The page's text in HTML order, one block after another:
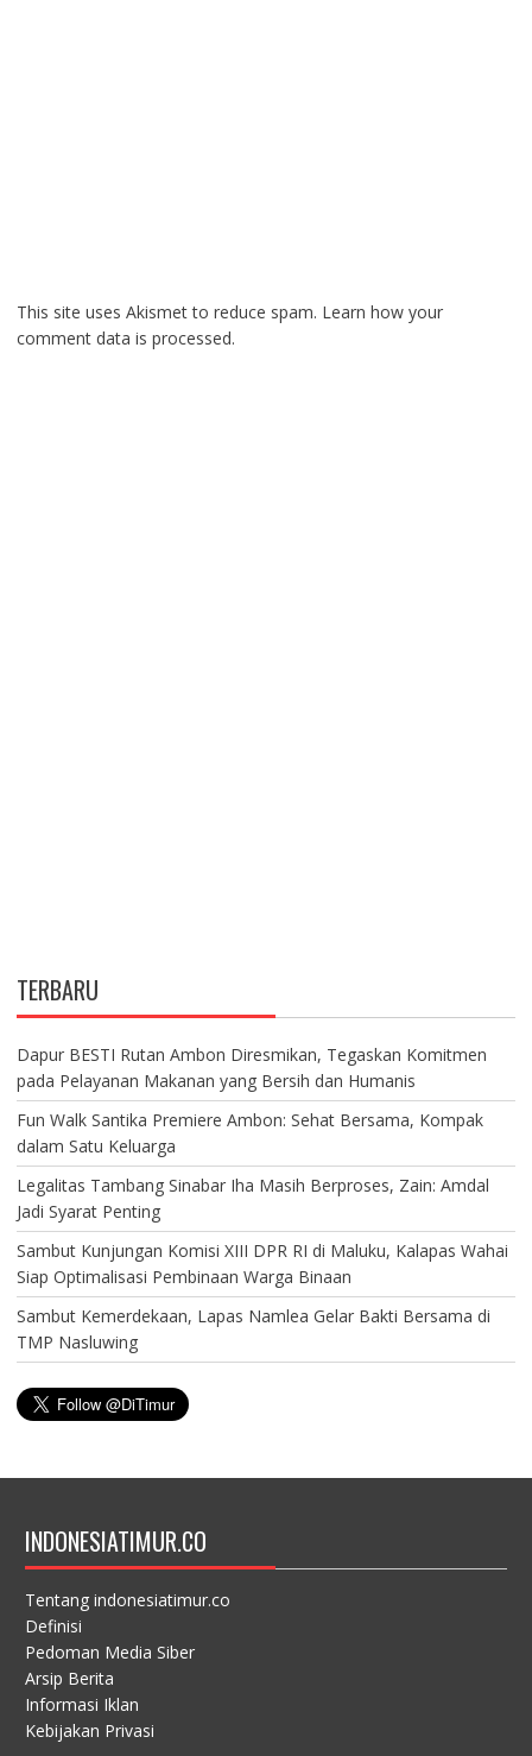
This site uses Akismet to reduce spam. Learn how your
comment data is processed.
TERBARU
Dapur BESTI Rutan Ambon Diresmikan, Tegaskan Komitmen
pada Pelayanan Makanan yang Bersih dan Humanis
Fun Walk Santika Premiere Ambon: Sehat Bersama, Kompak
dalam Satu Keluarga
Legalitas Tambang Sinabar Iha Masih Berproses, Zain: Amdal
Jadi Syarat Penting
Sambut Kunjungan Komisi XIII DPR RI di Maluku, Kalapas Wahai
Siap Optimalisasi Pembinaan Warga Binaan
Sambut Kemerdekaan, Lapas Namlea Gelar Bakti Bersama di
TMP Nasluwing
INDONESIATIMUR.CO
Tentang indonesiatimur.co
Definisi
Pedoman Media Siber
Arsip Berita
Informasi Iklan
Kebijakan Privasi